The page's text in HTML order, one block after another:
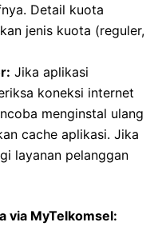
Detail kuota
jenis kuota (reguler,
Jika aplikasi
koneksi internet
menginstal ulang
cache aplikasi. Jika
layanan pelanggan
via MyTelkomsel: